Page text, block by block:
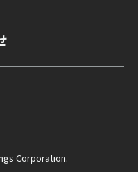
Corporation.